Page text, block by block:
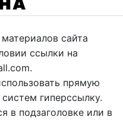
сайта
ссылки на
прямую
гиперссылку.
в подзаголовке или в